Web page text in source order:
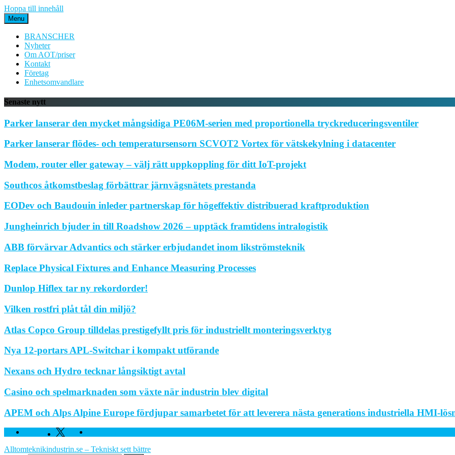
Hoppa till innehåll
Menu
BRANSCHER
Nyheter
Om AOT/priser
Kontakt
Företag
Enhetsomvandlare
Senaste nytt
Parker lanserar den mycket mångsidiga PE06M-serien med proportionella tryckreduceringsventiler
Parker lanserar flödes- och temperatursensorn SCVOT2 Vortex för vätskekylning i datacenter
Modem, router eller gateway – välj rätt uppkoppling för ditt IoT-projekt
Southcos åtkomstbeslag förbättrar järnvägsnätets prestanda
EODev och Baudouin inleder partnerskap för högeffektiv distribuerad kraftproduktion
Jungheinrich bjuder in till Roadshow 2026 – upptäck framtidens intralogistik
ABB förvärvar Advantics och stärker erbjudandet inom likströmsteknik
Replace Physical Fixtures and Enhance Measuring Processes
Dunlop Hiflex tar ny rekordorder!
Vilken rostfri plåt tål din miljö?
Atlas Copco Group tilldelas prestigefyllt pris för industriellt monteringsverktyg
Nya 12-portars APL-Switchar i kompakt utförande
Nexans och Hydro tecknar långsiktigt avtal
Casino och spelmarknaden som växte när industrin blev digital
APEM och Alps Alpine Europe fördjupar samarbetet för att leverera nästa generations industriella HMI-
Facebook Twitter
Alltomteknikindustrin.se – Tekniskt sett bättre